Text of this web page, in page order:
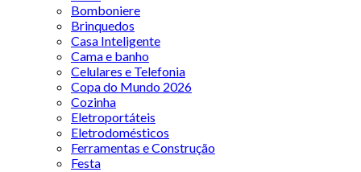
Bomboniere
Brinquedos
Casa Inteligente
Cama e banho
Celulares e Telefonia
Copa do Mundo 2026
Cozinha
Eletroportáteis
Eletrodomésticos
Ferramentas e Construção
Festa